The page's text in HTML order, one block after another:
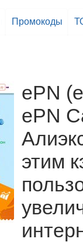
Промокоды
ePN
ePN
этим